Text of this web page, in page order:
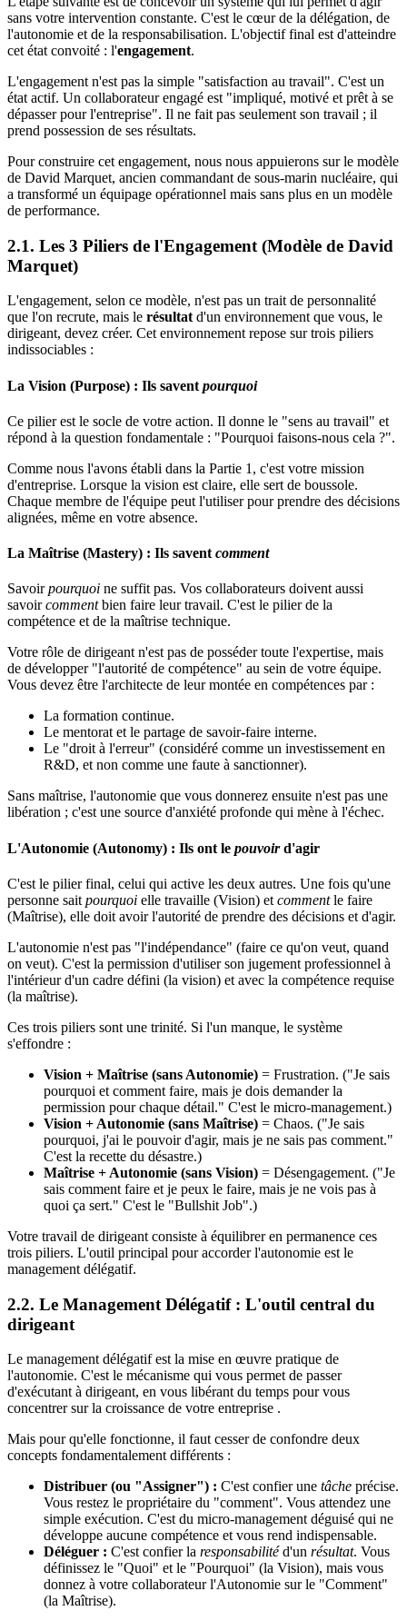
sans votre intervention constante. C'est le cœur de la délégation, de
l'autonomie et de la responsabilisation. L'objectif final est d'atteindre
cet état convoité : l'engagement.
L'engagement n'est pas la simple "satisfaction au travail". C'est un
état actif. Un collaborateur engagé est "impliqué, motivé et prêt à se
dépasser pour l'entreprise". Il ne fait pas seulement son travail ; il
prend possession de ses résultats.
Pour construire cet engagement, nous nous appuierons sur le modèle
de David Marquet, ancien commandant de sous-marin nucléaire, qui
a transformé un équipage opérationnel mais sans plus en un modèle
de performance.
2.1. Les 3 Piliers de l'Engagement (Modèle de David
Marquet)
L'engagement, selon ce modèle, n'est pas un trait de personnalité
que l'on recrute, mais le résultat d'un environnement que vous, le
dirigeant, devez créer. Cet environnement repose sur trois piliers
indissociables :
La Vision (Purpose) : Ils savent pourquoi
Ce pilier est le socle de votre action. Il donne le "sens au travail" et
répond à la question fondamentale : "Pourquoi faisons-nous cela ?".
Comme nous l'avons établi dans la Partie 1, c'est votre mission
d'entreprise. Lorsque la vision est claire, elle sert de boussole.
Chaque membre de l'équipe peut l'utiliser pour prendre des décisions
alignées, même en votre absence.
La Maîtrise (Mastery) : Ils savent comment
Savoirpourquoi ne suffit pas. Vos collaborateurs doivent aussi
savoircommentbien faire leur travail. C'est le pilier de la
compétence et de la maîtrise technique.
Votre rôle de dirigeant n'est pas de posséder toute l'expertise, mais
de développer "l'autorité de compétence" au sein de votre équipe.
Vous devez être l'architecte de leur montée en compétences par :
La formation continue.
Le mentorat et le partage de savoir-faire interne.
Le "droit à l'erreur" (considéré comme un investissement en
R&D, et non comme une faute à sanctionner).
Sans maîtrise, l'autonomie que vous donnerez ensuite n'est pas une
libération ; c'est une source d'anxiété profonde qui mène à l'échec.
L'Autonomie (Autonomy) : Ils ont le pouvoird'agir
C'est le pilier final, celui qui active les deux autres. Une fois qu'une
personne sait pourquoi elle travaille (Vision) et commentle faire
(Maîtrise), elle doit avoir l'autorité de prendre des décisions et d'agir.
L'autonomie n'est pas "l'indépendance" (faire ce qu'on veut, quand
on veut). C'est la permission d'utiliser son jugement professionnel à
l'intérieur d'un cadre défini (la vision) et avec la compétence requise
(la maîtrise).
Ces trois piliers sont une trinité. Si l'un manque, le système
s'effondre :
Vision + Maîtrise (sans Autonomie) = Frustration. ("Je sais
pourquoi et comment faire, mais je dois demander la
permission pour chaque détail." C'est le micro-management.)
Vision + Autonomie (sans Maîtrise) = Chaos. ("Je sais
pourquoi, j'ai le pouvoir d'agir, mais je ne sais pas comment."
C'est la recette du désastre.)
Maîtrise + Autonomie (sans Vision) = Désengagement. ("Je
sais comment faire et je peux le faire, mais je ne vois pas à
quoi ça sert." C'est le "Bullshit Job".)
Votre travail de dirigeant consiste à équilibrer en permanence ces
trois piliers. L'outil principal pour accorder l'autonomie est le
management délégatif.
2.2. Le Management Délégatif : L'outil central du
dirigeant
Le management délégatif est la mise en œuvre pratique de
l'autonomie. C'est le mécanisme qui vous permet de passer
d'exécutant à dirigeant, en vous libérant du temps pour vous
concentrer sur la croissance de votre entreprise .
Mais pour qu'elle fonctionne, il faut cesser de confondre deux
concepts fondamentalement différents :
Distribuer (ou "Assigner") : C'est confier une tâche précise.
Vous restez le propriétaire du "comment". Vous attendez une
simple exécution. C'est du micro-management déguisé qui ne
développe aucune compétence et vous rend indispensable.
Déléguer : C'est confier la responsabilitéd'un résultat. Vous
définissez le "Quoi" et le "Pourquoi" (la Vision), mais vous
donnez à votre collaborateur l'Autonomie sur le "Comment"
(la Maîtrise).